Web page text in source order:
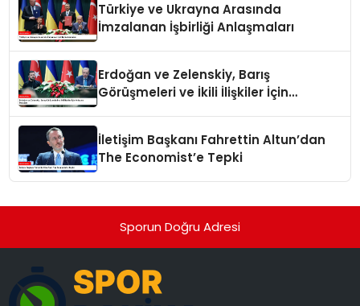
Türkiye ve Ukrayna Arasında
İmzalanan İşbirliği Anlaşmaları
Erdoğan ve Zelenskiy, Barış
Görüşmeleri ve İkili İlişkiler İçin
İletişim Başkanı Fahrettin Altun’dan
The Economist’e Tepki
Sporun Doğru Adresi